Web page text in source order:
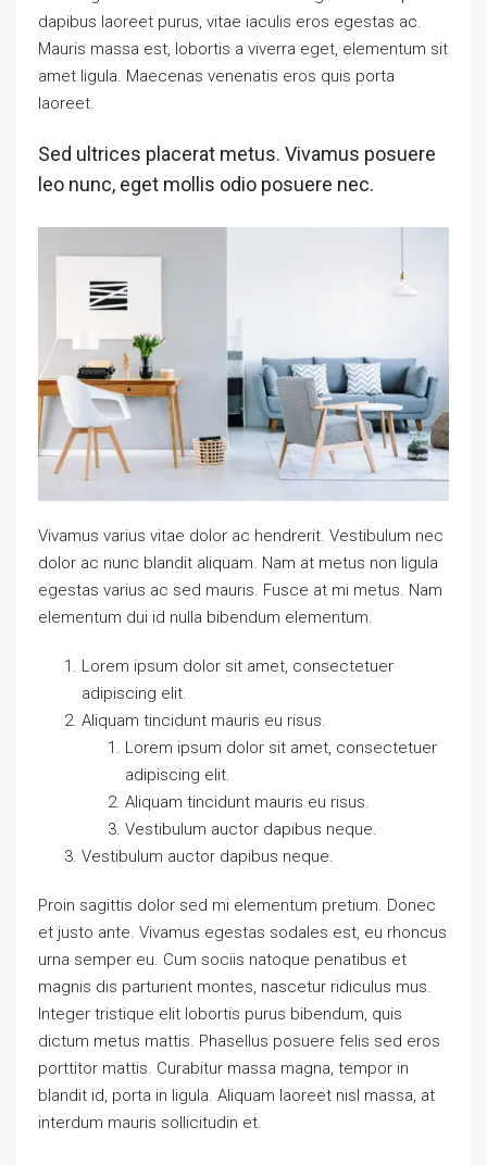
dapibus laoreet purus, vitae iaculis eros egestas ac.
Mauris massa est, lobortis a viverra eget, elementum sit
amet ligula. Maecenas venenatis eros quis porta
laoreet.
Sed ultrices placerat metus. Vivamus posuere
leo nunc, eget mollis odio posuere nec.
Vivamus varius vitae dolor ac hendrerit. Vestibulum nec
dolor ac nunc blandit aliquam. Nam at metus non ligula
egestas varius ac sed mauris. Fusce at mi metus. Nam
elementum dui id nulla bibendum elementum.
Lorem ipsum dolor sit amet, consectetuer
adipiscing elit.
Aliquam tincidunt mauris eu risus.
Lorem ipsum dolor sit amet, consectetuer
adipiscing elit.
Aliquam tincidunt mauris eu risus.
Vestibulum auctor dapibus neque.
Vestibulum auctor dapibus neque.
Proin sagittis dolor sed mi elementum pretium. Donec
et justo ante. Vivamus egestas sodales est, eu rhoncus
urna semper eu. Cum sociis natoque penatibus et
magnis dis parturient montes, nascetur ridiculus mus.
Integer tristique elit lobortis purus bibendum, quis
dictum metus mattis. Phasellus posuere felis sed eros
porttitor mattis. Curabitur massa magna, tempor in
blandit id, porta in ligula. Aliquam laoreet nisl massa, at
interdum mauris sollicitudin et.